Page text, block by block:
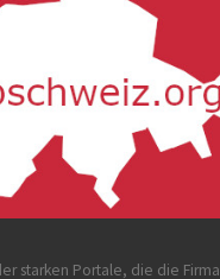
starken Portale, die die Firma